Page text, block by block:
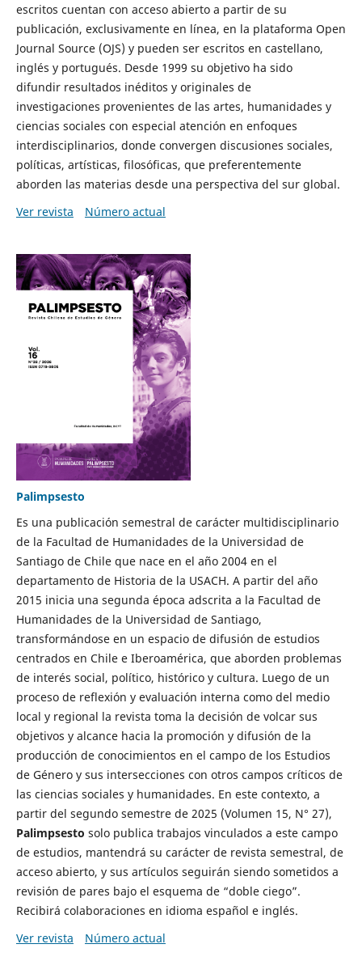
escritos cuentan con acceso abierto a partir de su
publicación, exclusivamente en línea, en la plataforma Open
Journal Source (OJS) y pueden ser escritos en castellano,
inglés y portugués. Desde 1999 su objetivo ha sido
difundir resultados inéditos y originales de
investigaciones provenientes de las artes, humanidades y
ciencias sociales con especial atención en enfoques
interdisciplinarios, donde convergen discusiones sociales,
políticas, artísticas, filosóficas, que preferentemente
aborden las materias desde una perspectiva del sur global.
Ver revista
Número actual
Palimpsesto
Es una publicación semestral de carácter multidisciplinario
de la Facultad de Humanidades de la Universidad de
Santiago de Chile que nace en el año 2004 en el
departamento de Historia de la USACH. A partir del año
2015 inicia una segunda época adscrita a la Facultad de
Humanidades de la Universidad de Santiago,
transformándose en un espacio de difusión de estudios
centrados en Chile e Iberoamérica, que aborden problemas
de interés social, político, histórico y cultura. Luego de un
proceso de reflexión y evaluación interna como del medio
local y regional la revista toma la decisión de volcar sus
objetivos y alcance hacia la promoción y difusión de la
producción de conocimientos en el campo de los Estudios
de Género y sus intersecciones con otros campos críticos de
las ciencias sociales y humanidades. En este contexto, a
partir del segundo semestre de 2025 (Volumen 15, N° 27),
Palimpsesto solo publica trabajos vinculados a este campo
de estudios, mantendrá su carácter de revista semestral, de
acceso abierto, y sus artículos seguirán siendo sometidos a
revisión de pares bajo el esquema de “doble ciego”.
Recibirá colaboraciones en idioma español e inglés.
Ver revista
Número actual